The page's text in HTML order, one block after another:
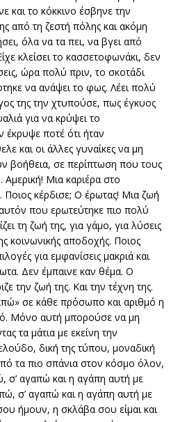
και το κόκκινο έσβηνε την
από τη ζεστή πόλης και ακόμη
όλα να τα πει, να βγει από
κλείσει το κασσετοφωνάκι, δεν
ώρα πολύ πριν, το σκοτάδι
να ανάψει το φως. Λέει πολύ
της την χτυπούσε, πως έγκυος
για να κρύψει το
έκρυψε ποτέ ότι ήταν
και οι άλλες γυναίκες να μη
βοήθεια, σε περίπτωση που τους
Αμερική! Μια καριέρα στο
Ποιος κέρδισε; Ο έρωτας! Μια ζωή
που ερωτεύτηκε πιο πολύ
τη ζωή της, για γάμο, για λύσεις
κοινωνικής αποδοχής. Ποιος
για εμφανίσεις μακριά και
Δεν έμπαινε καν θέμα. Ο
την ζωή της. Και την τέχνη της.
σε κάθε πρόσωπο και αριθμό η
Μόνο αυτή μπορούσε να μη
τα μάτια με εκείνη την
δική της τύπου, μοναδική
τα πιο σπάνια στον κόσμο όλον,
σ’ αγαπώ και η αγάπη αυτή με
σ’ αγαπώ και η αγάπη αυτή με
ήμουν, η σκλάβα σου είμαι και